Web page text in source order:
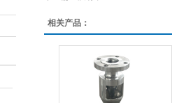
相关产品：